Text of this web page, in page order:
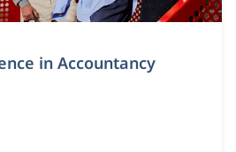
in Accountancy